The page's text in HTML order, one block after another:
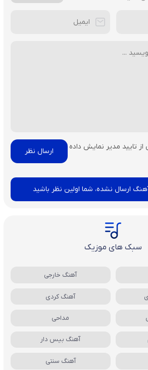
تایید مدیر نمایش داده
ارسال نشده، شما اولین نظر باشید
سبک های موزیک
آهنگ خارجی
آهنگ کردی
مداحی
آهنگ بیس دار
آهنگ سنتی